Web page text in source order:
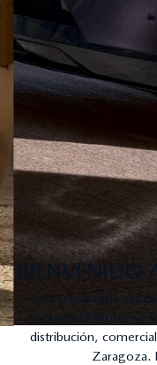
BIENVENIDO
Con una amplia
Saracosta Motor se
distribución,
Zaragoza.